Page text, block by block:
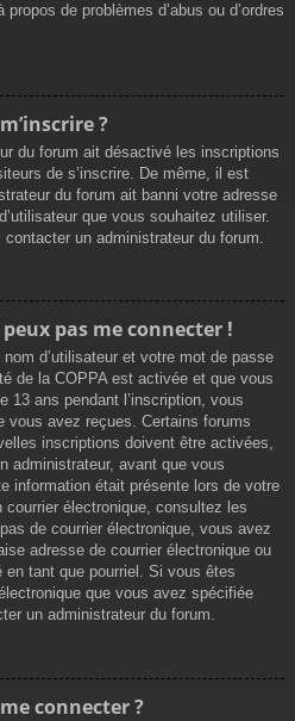
de problèmes d’abus ou d’ordres
?
du forum ait désactivé les inscriptions
de s’inscrire. De même, il est
du forum ait banni votre adresse
que vous souhaitez utiliser.
un administrateur du forum.
pas me connecter !
d’utilisateur et votre mot de passe
de la COPPA est activée et que vous
13 ans pendant l’inscription, vous
vous avez reçues. Certains forums
inscriptions doivent être activées,
administrateur, avant que vous
information était présente lors de votre
électronique, consultez les
de courrier électronique, vous avez
adresse de courrier électronique ou
en tant que pourriel. Si vous êtes
que vous avez spécifiée
un administrateur du forum.
connecter ?